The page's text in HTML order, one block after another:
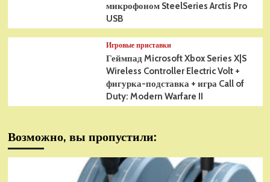
микрофоном SteelSeries Arctis Pro
USB
Игровые приставки
Геймпад Microsoft Xbox Series X|S
Wireless Controller Electric Volt +
фигурка-подставка + игра Call of
Duty: Modern Warfare II
Возможно, вы пропустили: